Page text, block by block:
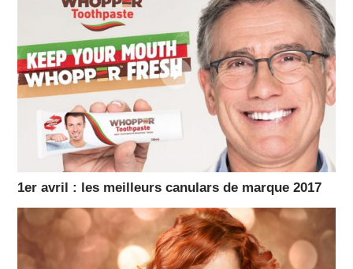
1er avril : les meilleurs canulars de marque 2017